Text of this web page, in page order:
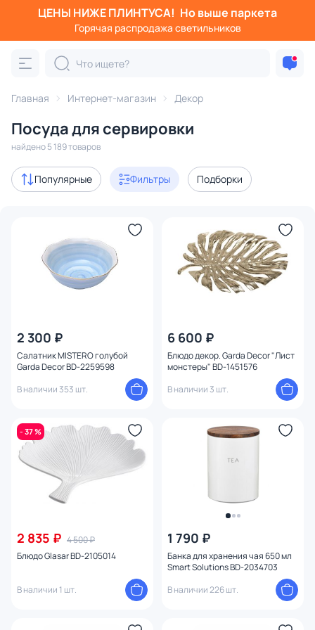
ЦЕНЫ НИЖЕ ПЛИНТУСА! Но выше паркета
Горячая распродажа светильников
Главная Интернет-магазин Декор
Посуда для сервировки
найдено 5 189 товаров
Популярные Фильтры Подборки
2 300 ₽
Салатник MISTERO голубой
Garda Decor BD-2259598
В наличии 353 шт.
6 600 ₽
Блюдо декор. Garda Decor "Лист
монстеры" BD-1451576
В наличии 3 шт.
- 37 %
2 835 ₽ 4 500 ₽
Блюдо Glasar BD-2105014
В наличии 1 шт.
1 790 ₽
Банка для хранения чая 650 мл
Smart Solutions BD-2034703
В наличии 226 шт.
Фильтры
Категория: Посуда для сервировки
столовые приборы стаканы и бокалы
Акции 204
В наличии 3442
Бренд
Цвет
Страна
Материал
Тип помещения